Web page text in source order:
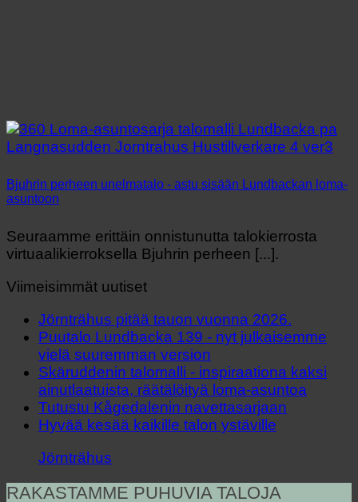
Bjuhrin perheen unelmatalo - astu sisään Lundbackan loma-
asuntoon
Seuraamme erittäin onnistunutta talokierrosta
virtuaalikierroksella Bjuhrin perheen [...].
Viimeisimmät uutiset
Jörnträhus pitää tauon vuonna 2026.
Puutalo Lundbacka 139 - nyt julkaisemme
vielä suuremman version
Skäruddenin talomalli - inspiraationa kaksi
ainutlaatuista, räätälöityä loma-asuntoa
Tutustu Kågedalenin navettasarjaan
Hyvää kesää kaikille talon ystäville
Jörnträhus
RAKASTAMME PUHUVIA TALOJA